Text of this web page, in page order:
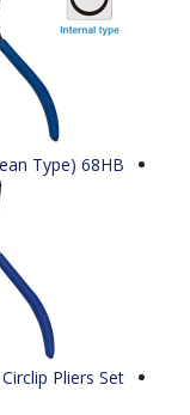
Type) 68HB
Circlip Pliers Set